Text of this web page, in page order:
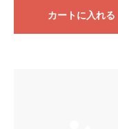
カートに入れる